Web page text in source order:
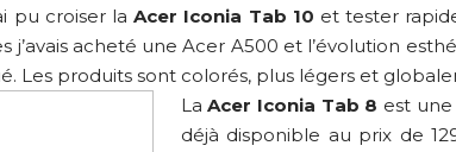
pu croiser la Acer Iconia Tab 10 et tester
j’avais acheté une Acer A500 et l’évolution
Les produits sont colorés, plus légers et
LaAcer Iconia Tab 8 est
déjà disponible au prix de